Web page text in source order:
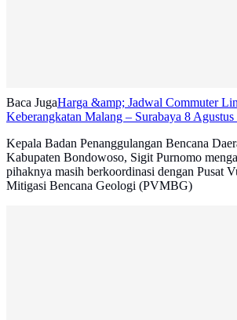
Baca JugaHarga &amp; Jadwal Commuter
Keberangkatan Malang – Surabaya 8 Agustus
Kepala Badan Penanggulangan Bencana
Kabupaten Bondowoso, Sigit Purnomo
pihaknya masih berkoordinasi dengan Pusat
Mitigasi Bencana Geologi (PVMBG)